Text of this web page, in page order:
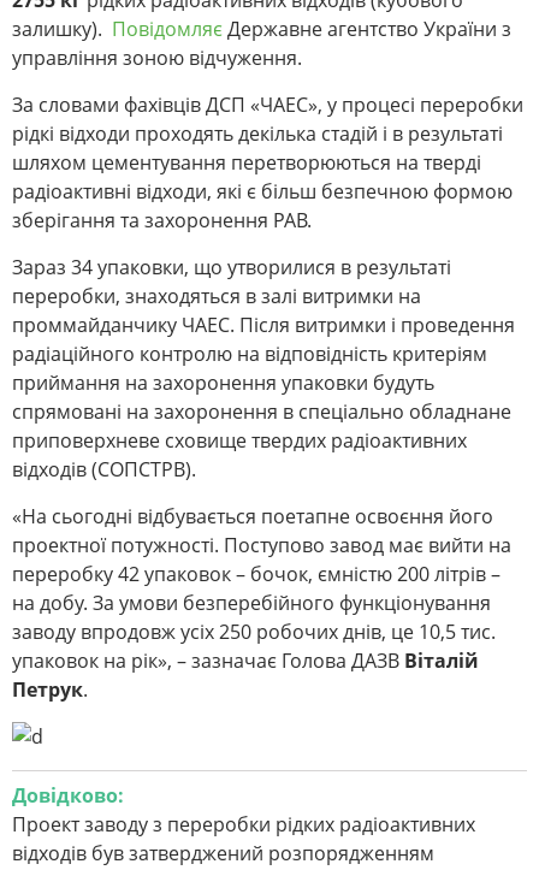
залишку). ПовідомляєДержавне агентство України з
управління зоною відчуження.
За словами фахівців ДСП «ЧАЕС», у процесі переробки
рідкі відходи проходять декілька стадій і в результаті
шляхом цементування перетворюються на тверді
радіоактивні відходи, які є більш безпечною формою
зберігання та захоронення РАВ.
Зараз 34 упаковки, що утворилися в результаті
переробки, знаходяться в залі витримки на
проммайданчику ЧАЕС. Після витримки і проведення
радіаційного контролю на відповідність критеріям
приймання на захоронення упаковки будуть
спрямовані на захоронення в спеціально обладнане
приповерхневе сховище твердих радіоактивних
відходів (СОПСТРВ).
«На сьогодні відбувається поетапне освоєння його
проектної потужності. Поступово завод має вийти на
переробку 42 упаковок – бочок, ємністю 200 літрів –
на добу. За умови безперебійного функціонування
заводу впродовж усіх 250 робочих днів, це 10,5 тис.
упаковок на рік», – зазначає Голова ДАЗВ Віталій
Петрук.
Довідково:
Проект заводу з переробки рідких радіоактивних
відходів був затверджений розпорядженням